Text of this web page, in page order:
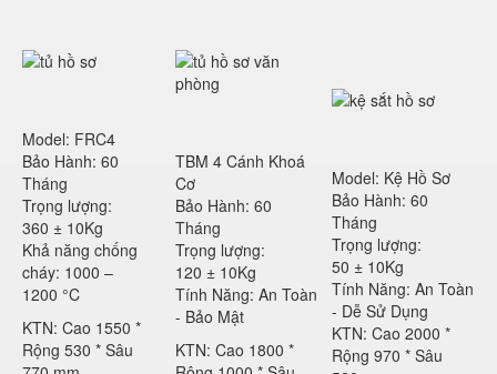
Model: FRC4
Bảo Hành: 60
Tháng
Trọng lượng:
360 ± 10Kg
Khả năng chống
cháy: 1000 –
1200 °C
KTN: Cao 1550 *
Rộng 530 * Sâu
TBM 4 Cánh Khoá
Cơ
Bảo Hành: 60
Tháng
Trọng lượng:
120 ± 10Kg
Tính Năng: An Toàn
- Bảo Mật
KTN: Cao 1800 *
Model: Kệ Hồ Sơ
Bảo Hành: 60
Tháng
Trọng lượng:
50 ± 10Kg
Tính Năng: An Toàn
- Dễ Sử Dụng
KTN: Cao 2000 *
Rộng 970 * Sâu